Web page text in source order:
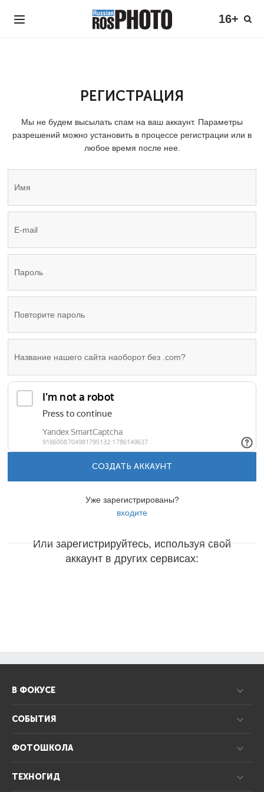
16+
РЕГИСТРАЦИЯ
Мы не будем высылать спам на ваш аккаунт. Параметры
разрешений можно установить в процессе регистрации или в
любое время после нее.
СОЗДАТЬ АККАУНТ
Уже зарегистрированы?
входите
Или зарегистрируйтесь, используя свой
аккаунт в других сервисах:
В ФОКУСЕ
СОБЫТИЯ
ФОТОШКОЛА
ТЕХНОГИД